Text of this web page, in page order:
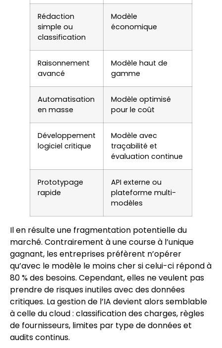
Rédaction
simple ou
classification
Modèle
économique
Raisonnement
avancé
Modèle haut de
gamme
Automatisation
en masse
Modèle optimisé
pour le coût
Développement
logiciel critique
Modèle avec
traçabilité et
évaluation continue
Prototypage
rapide
API externe ou
plateforme multi-
modèles
Il en résulte une fragmentation potentielle du
marché. Contrairement à une course à l’unique
gagnant, les entreprises préfèrent n’opérer
qu’avec le modèle le moins cher si celui-ci répond à
80 % des besoins. Cependant, elles ne veulent pas
prendre de risques inutiles avec des données
critiques. La gestion de l’IA devient alors semblable
à celle du cloud : classification des charges, règles
de fournisseurs, limites par type de données et
audits continus.